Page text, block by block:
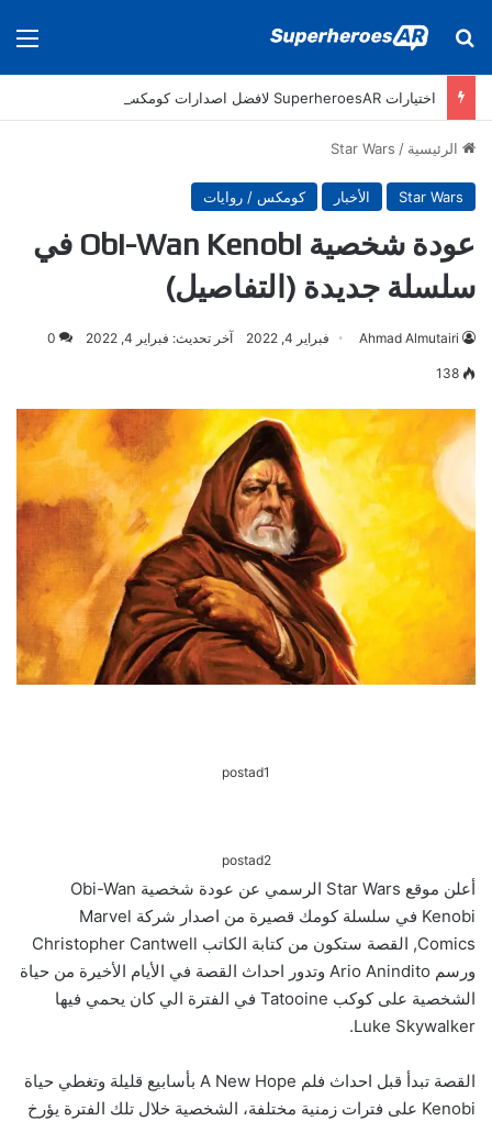
بحث عن
الرئيسية /
Star Wars
Star Wars الأخبار كومكس / روايات
عودة شخصية Obi-Wan Kenobi في
سلسلة جديدة (التفاصيل)
Ahmad Almutairi فبراير 4, 2022 آخر تحديث: فبراير 4, 2022 0
138
postad1
postad2
أعلن موقع Star Wars الرسمي عن عودة شخصية Obi-Wan
Kenobi في سلسلة كومك قصيرة من اصدار شركة Marvel
Comics, القصة ستكون من كتابة الكاتب Christopher Cantwell
ورسم Ario Anindito وتدور احداث القصة في الأيام الأخيرة من حياة
الشخصية على كوكب Tatooine في الفترة الي كان يحمي فيها
Luke Skywalker.
القصة تبدأ قبل احداث فلم A New Hope بأسابيع قليلة وتغطي حياة
Kenobi على فترات زمنية مختلفة، الشخصية خلال تلك الفترة يؤرخ